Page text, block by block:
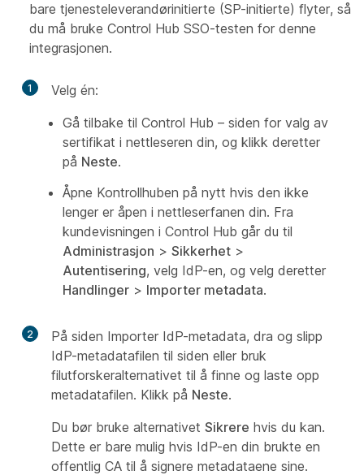
bare tjenesteleverandørinitierte (SP-initierte) flyter, så
du må bruke Control Hub SSO-testen for denne
integrasjonen.
1
Velg én:
Gå tilbake til Control Hub – siden for valg av
sertifikat i nettleseren din, og klikk deretter
på Neste.
Åpne Kontrollhuben på nytt hvis den ikke
lenger er åpen i nettleserfanen din. Fra
kundevisningen i Control Hub går du til
Administrasjon > Sikkerhet >
Autentisering, velg IdP-en, og velg deretter
Handlinger > Importer metadata.
2
På siden Importer IdP-metadata, dra og slipp
IdP-metadatafilen til siden eller bruk
filutforskeralternativet til å finne og laste opp
metadatafilen. Klikk på Neste.
Du bør bruke alternativet Sikrere hvis du kan.
Dette er bare mulig hvis IdP-en din brukte en
offentlig CA til å signere metadataene sine.